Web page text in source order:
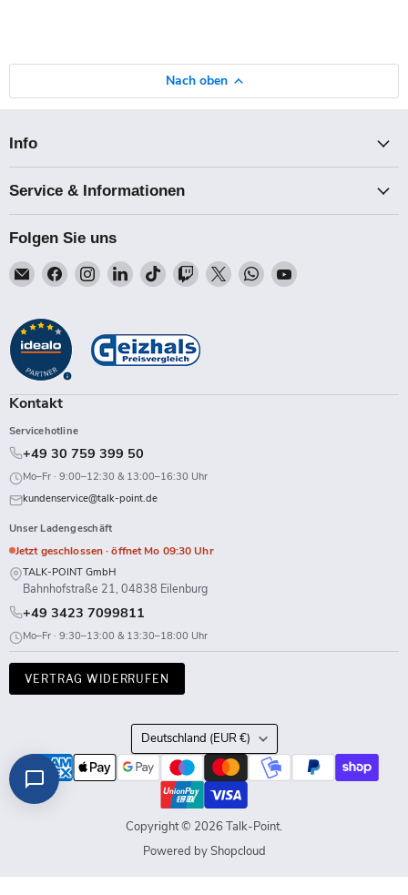
Nach oben
Info
Service & Informationen
Folgen Sie uns
Email
Talk-
Finden
Sie
auf
Facebook
Finden
Sie
auf
Instagram
Finden
Sie
auf
LinkedIn
Finden
Sie
auf
TikTok
Finden
Sie
Twitch
Finden
Sie
Finden
Sie
Finden
Kontakt
Servicehotline
+49 30 759 399 50
Mo–Fr · 9:00–12:30 & 13:00–16:30 Uhr
kundenservice@talk-point.de
Unser Ladengeschäft
Jetzt geschlossen · öffnet Mo 09:30 Uhr
TALK-POINT GmbH
Bahnhofstraße 21, 04838 Eilenburg
+49 3423 7099811
Mo–Fr · 9:30–13:00 & 13:30–18:00 Uhr
VERTRAG WIDERRUFEN
Land
Deutschland (EUR €)
Copyright © 2026 Talk-Point.
Powered by Shopcloud